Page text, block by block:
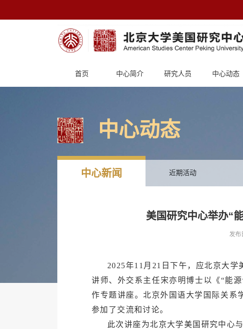
首页 中心简介 研究人员 中心动态
中心动态
中心新闻 近期活动
美国研究中心举办“
发布
2025年11月21日下午，应北京大
讲师、外交系主任宋亦明博士以《“能
作专题讲座。北京外国语大学国际关系
参加了交流和讨论。
此次讲座为北京大学美国研究中心